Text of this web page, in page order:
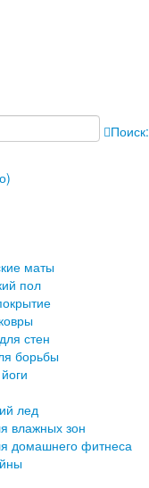
Поиск:
маты
пол
стен
борьбы
лед
влажных зон
домашнего фитнеса